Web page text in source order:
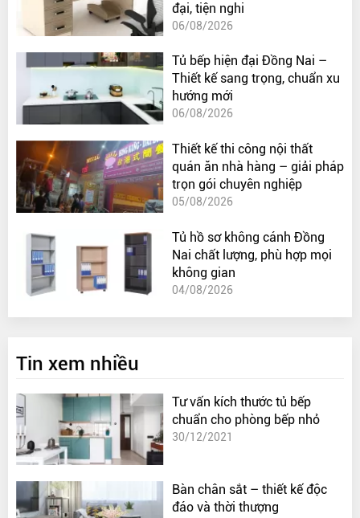
đại, tiện nghi
06/08/2026
Tủ bếp hiện đại Đồng Nai –
Thiết kế sang trọng, chuẩn xu
hướng mới
06/08/2026
Thiết kế thi công nội thất
quán ăn nhà hàng – giải pháp
trọn gói chuyên nghiệp
05/08/2026
Tủ hồ sơ không cánh Đồng
Nai chất lượng, phù hợp mọi
không gian
04/08/2026
Tin xem nhiều
Tư vấn kích thước tủ bếp
chuẩn cho phòng bếp nhỏ
30/12/2021
Bàn chân sắt – thiết kế độc
đáo và thời thượng